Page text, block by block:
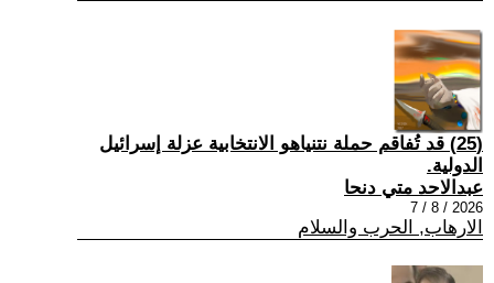
(25) قد تُفاقم حملة نتنياهو الانتخابية عزلة إسرائيل
الدولية.
عبدالاحد متي دنحا
2026 / 8 / 7
الارهاب, الحرب والسلام